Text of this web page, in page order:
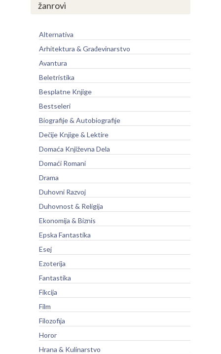
žanrovi
Alternativa
Arhitektura & Građevinarstvo
Avantura
Beletristika
Besplatne Knjige
Bestseleri
Biografije & Autobiografije
Dečije Knjige & Lektire
Domaća Književna Dela
Domaći Romani
Drama
Duhovni Razvoj
Duhovnost & Religija
Ekonomija & Biznis
Epska Fantastika
Esej
Ezoterija
Fantastika
Fikcija
Film
Filozofija
Horor
Hrana & Kulinarstvo